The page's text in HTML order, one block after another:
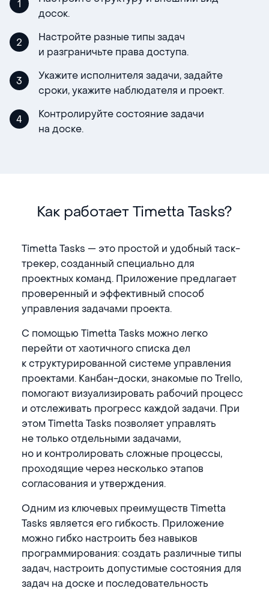
1
досок.
2
Настройте разные типы задач
и разграничьте права доступа.
3
Укажите исполнителя задачи, задайте
сроки, укажите наблюдателя и проект.
4
Контролируйте состояние задачи
на доске.
Как работает Timetta Tasks?
Timetta Tasks — это простой и удобный таск-
трекер, созданный специально для
проектных команд. Приложение предлагает
проверенный и эффективный способ
управления задачами проекта.
С помощью Timetta Tasks можно легко
перейти от хаотичного списка дел
к структурированной системе управления
проектами. Канбан-доски, знакомые по Trello,
помогают визуализировать рабочий процесс
и отслеживать прогресс каждой задачи. При
этом Timetta Tasks позволяет управлять
не только отдельными задачами,
но и контролировать сложные процессы,
проходящие через несколько этапов
согласования и утверждения.
Одним из ключевых преимуществ Timetta
Tasks является его гибкость. Приложение
можно гибко настроить без навыков
программирования: создать различные типы
задач, настроить допустимые состояния для
задач на доске и последовательность